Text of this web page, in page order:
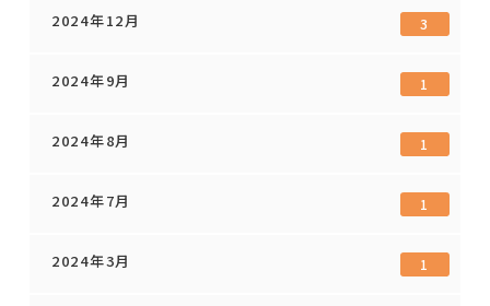
2024年12月 3
2024年9月 1
2024年8月 1
2024年7月 1
2024年3月 1